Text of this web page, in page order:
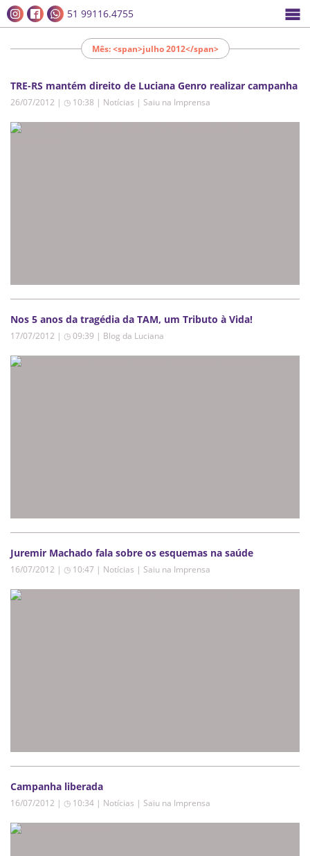
51 99116.4755
Mês: <span>julho 2012</span>
TRE-RS mantém direito de Luciana Genro realizar campanha
26/07/2012 | ◷ 10:38 | Notícias | Saiu na Imprensa
Nos 5 anos da tragédia da TAM, um Tributo à Vida!
17/07/2012 | ◷ 09:39 | Blog da Luciana
Juremir Machado fala sobre os esquemas na saúde
16/07/2012 | ◷ 10:47 | Notícias | Saiu na Imprensa
Campanha liberada
16/07/2012 | ◷ 10:34 | Notícias | Saiu na Imprensa